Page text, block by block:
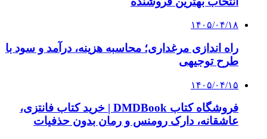
۱۴۰۵/۰۴/۱۸
راه اندازی مرغداری؛ محاسبه هزینه، درآمد و سود با
طرح توجیهی
۱۴۰۵/۰۴/۱۵
فروشگاه کتاب DMDBook | خرید کتاب فانتزی،
عاشقانه، دارک رومنس و رمان بدون حذفیات